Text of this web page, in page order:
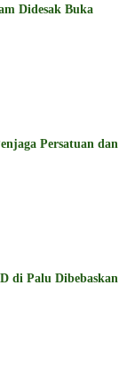
Didesak Buka
Persatuan dan
di Palu Dibebaskan